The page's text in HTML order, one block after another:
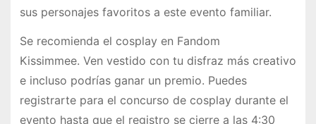
sus personajes favoritos a este evento familiar.
Se recomienda el cosplay en Fandom
Kissimmee. Ven vestido con tu disfraz más creativo
e incluso podrías ganar un premio. Puedes
registrarte para el concurso de cosplay durante el
evento hasta que el registro se cierre a las 4:30